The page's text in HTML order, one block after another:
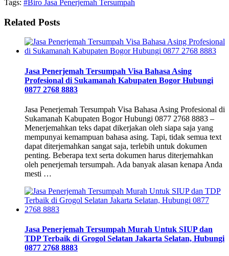
Tags: #Biro Jasa Penerjemah Tersumpah
Related Posts
Jasa Penerjemah Tersumpah Visa Bahasa Asing
Profesional di Sukamanah Kabupaten Bogor Hubungi
0877 2768 8883
Jasa Penerjemah Tersumpah Visa Bahasa Asing Profesional di
Sukamanah Kabupaten Bogor Hubungi 0877 2768 8883 –
Menerjemahkan teks dapat dikerjakan oleh siapa saja yang
mempunyai kemampuan bahasa asing. Tapi, tidak semua text
dapat diterjemahkan sangat saja, terlebih untuk dokumen
penting. Beberapa text serta dokumen harus diterjemahkan
oleh penerjemah tersumpah. Ada banyak alasan kenapa Anda
mesti …
Jasa Penerjemah Tersumpah Murah Untuk SIUP dan
TDP Terbaik di Grogol Selatan Jakarta Selatan, Hubungi
0877 2768 8883